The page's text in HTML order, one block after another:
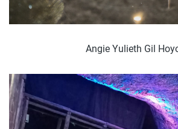
Angie Yulieth Gil